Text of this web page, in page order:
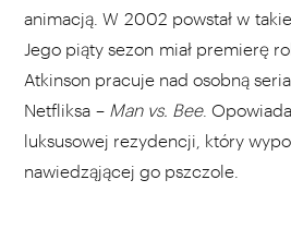
animacją. W 2002 powstał w
Jego piąty sezon miał premierę
Atkinson pracuje nad osobną
Netfliksa – Man vs. Bee.
luksusowej rezydencji, który
nawiedząjącej go pszczole.